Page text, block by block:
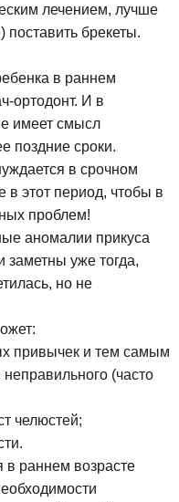
лечением, лучше
поставить брекеты.
в раннем
ортодонт. И в
имеет смысл
поздние сроки.
в срочном
в этот период, чтобы в
проблем!
аномалии прикуса
уже тогда,
но не
привычек и тем самым
(часто
челюстей;
в раннем возрасте